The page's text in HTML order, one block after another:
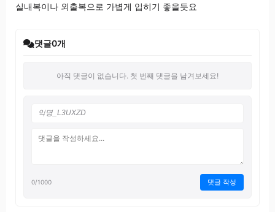
실내복이나 외출복으로 가볍게 입히기 좋을듯요
댓글0개
아직 댓글이 없습니다. 첫 번째 댓글을 남겨보세요!
0/1000 댓글 작성